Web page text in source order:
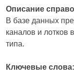
Описание
В базе данных
каналов и лотков
типа.
Ключевые слова: